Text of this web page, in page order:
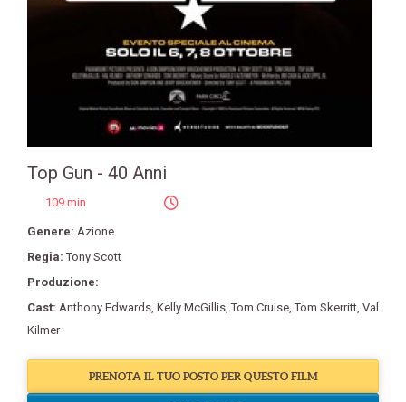
Top Gun - 40 Anni
109 min
Genere: Azione
Regia:Tony Scott
Produzione:
Cast: Anthony Edwards, Kelly McGillis,Tom Cruise,Tom Skerritt, Val
Kilmer
PRENOTA IL TUO POSTO PER QUESTO FILM